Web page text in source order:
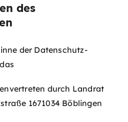
des
der Datenschutz-
vertreten durch Landrat
1671034 Böblingen